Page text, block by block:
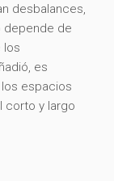
desbalances,
depende de
los
es
espacios
corto y largo